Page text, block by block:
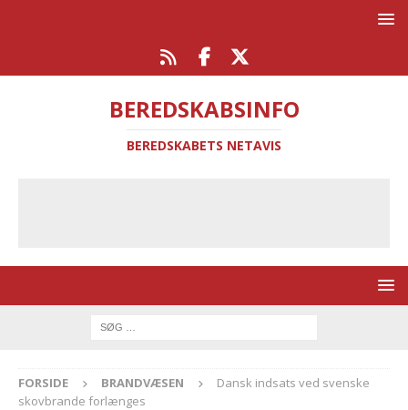
BEREDSKABSINFO
BEREDSKABETS NETAVIS
FORSIDE BRANDVÆSEN
Dansk indsats ved svenske
skovbrande forlænges